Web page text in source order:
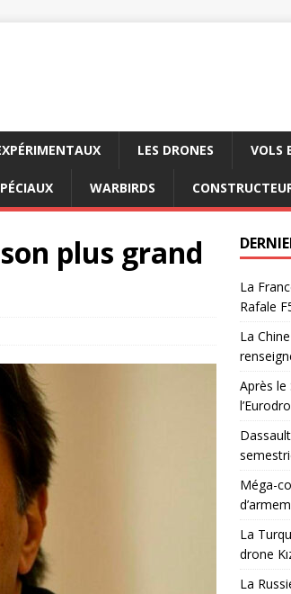
LES DRONES VOLS
WARBIRDS
plus grand
La
Rafale
La
Après le
Méga-
La
drone
La